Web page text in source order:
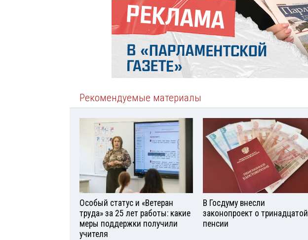
Рекомендуемые материалы
Особый статус и «Ветеран
труда» за 25 лет работы: какие
меры поддержки получили
учителя
В Госдуму внесли
законопроект о тринадцатой
пенсии